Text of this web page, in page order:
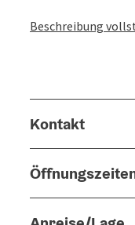
Beschreibung
Kontakt